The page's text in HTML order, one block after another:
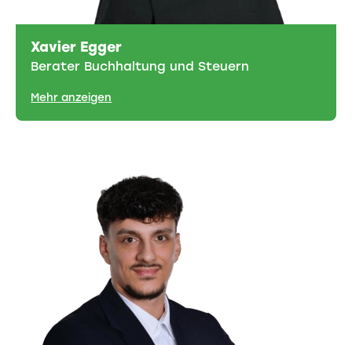
Xavier Egger
Berater Buchhaltung und Steuern
Mehr anzeigen